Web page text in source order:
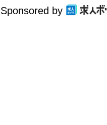
Sponsored by